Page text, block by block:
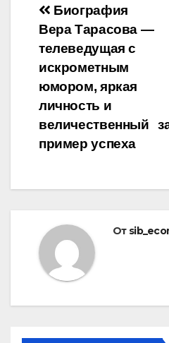
Навигация
по
записям
Биография
Вера Тарасова —
телеведущая с
искрометным
юмором, яркая
личность и
величественный
пример успеха
От